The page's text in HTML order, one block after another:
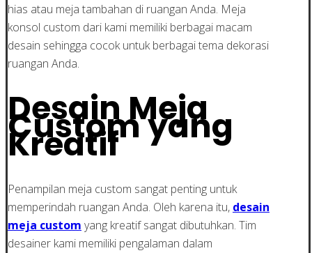
hias atau meja tambahan di ruangan Anda. Meja
konsol custom dari kami memiliki berbagai macam
desain sehingga cocok untuk berbagai tema dekorasi
ruangan Anda.
Desain Meja
Custom yang
Kreatif
Penampilan meja custom sangat penting untuk
memperindah ruangan Anda. Oleh karena itu, desain
meja custom yang kreatif sangat dibutuhkan. Tim
desainer kami memiliki pengalaman dalam